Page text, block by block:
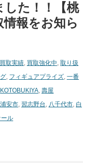
した！！【桃
報をお知ら
取実績, 買取強化中, 取り扱
, フィギュアプライズ, 一番
KOTOBUKIYA, 壽屋
浦安市, 習志野台, 八千代市, 白
ル